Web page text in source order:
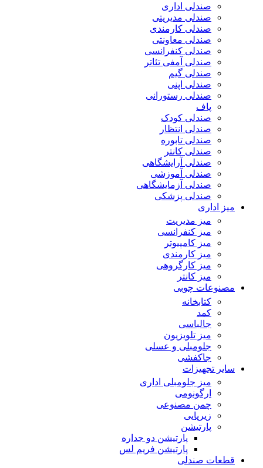
صندلی اداری
صندلی مدیریتی
صندلی کارمندی
صندلی معاونتی
صندلی کنفرانسی
صندلی آمفی تئاتر
صندلی گیم
صندلی اپنی
صندلی رستورانی
پاف
صندلی کودک
صندلی انتظار
صندلی تابوره
صندلی کانتر
صندلی آرایشگاهی
صندلی آموزشی
صندلی آزمایشگاهی
صندلی پزشکی
میز اداری
میز مدیریت
میز کنفرانسی
میز کامپیوتر
میز کارمندی
میز کارگروهی
میز کانتر
مصنوعات چوبی
کتابخانه
کمد
جالباسی
میز تلویزیون
جلومبلی و عسلی
جاکفشی
سایر تجهیزات
میز جلومبلی اداری
ارگونومی
چمن مصنوعی
زیرپایی
پارتیشن
پارتیشن دو جداره
پارتیشن فریم لس
قطعات صندلی